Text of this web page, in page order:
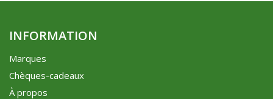
INFORMATION
Marques
Chèques-cadeaux
À propos